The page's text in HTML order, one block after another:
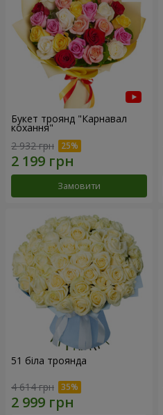
Букет троянд "Карнавал
кохання"
2 932 грн
Замовити
51 біла троянда
4 614 грн